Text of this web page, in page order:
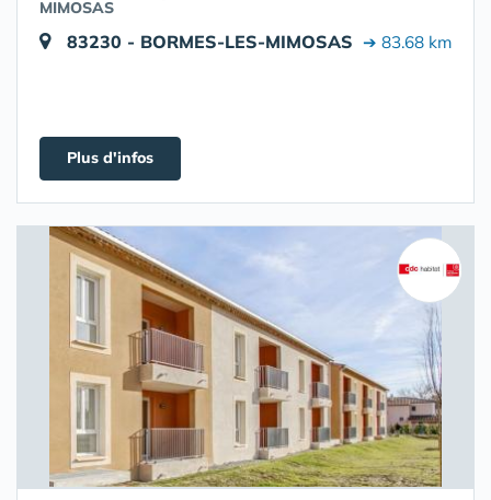
MIMOSAS
83230 - BORMES-LES-MIMOSAS ➔ 83.68 km
Plus d'infos